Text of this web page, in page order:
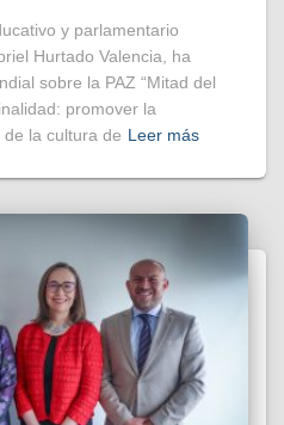
y parlamentario
Hurtado Valencia, ha
sobre la PAZ “Mitad del
promover la
la cultura de Leer más